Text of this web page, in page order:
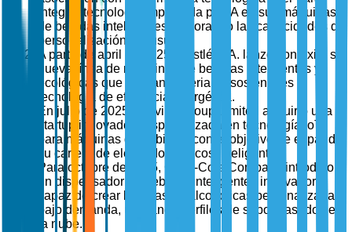
integrar tecnología impulsada por IA en sus máquinas
de bebidas inteligentes, mejorando las capacidades de
personalización del usuario.
A partir de abril de 2025, Nestlé S.A. lanzó con éxito su
nueva línea de máquinas de bebidas inteligentes y
ecológicas que utilizan materiales sostenibles y
tecnología de eficiencia energética.
En julio de 2025, Breville Group Limited adquirió una
startup innovadora especializada en tecnología IoT
para máquinas de bebidas, con el objetivo de expandir
su cartera de electrodomésticos inteligentes.
Para octubre de 2025, Coca-Cola Company introdujo
un dispensador de bebidas inteligentes innovador
capaz de crear bebidas no alcohólicas personalizadas
bajo demanda, utilizando perfiles de sabor basados en
la nube.